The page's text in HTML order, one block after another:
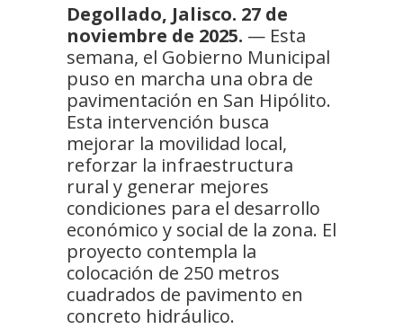
Degollado, Jalisco. 27 de
noviembre de 2025. — Esta
semana, el Gobierno Municipal
puso en marcha una obra de
pavimentación en San Hipólito.
Esta intervención busca
mejorar la movilidad local,
reforzar la infraestructura
rural y generar mejores
condiciones para el desarrollo
económico y social de la zona. El
proyecto contempla la
colocación de 250 metros
cuadrados de pavimento en
concreto hidráulico.